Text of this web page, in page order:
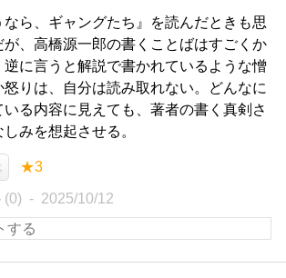
なら、ギャングたち』を読んだときも思
が、高橋源一郎の書くことばはすごくか
逆に言うと解説で書かれているような憎
怒りは、自分は読み取れない。どんなに
いる内容に見えても、著者の書く真剣さ
みを想起させる。
★3
(0) 2025/10/12